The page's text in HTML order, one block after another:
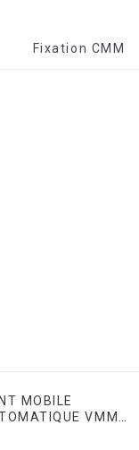
Fixation CMM
MOBILE
VMM